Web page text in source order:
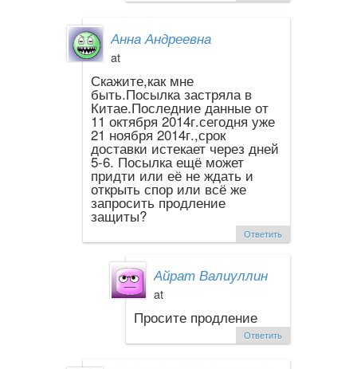
Анна Андреевна
at
Скажите,как мне
быть.Посылка застряла в
Китае.Последние данные от
11 октября 2014г.сегодня уже
21 ноября 2014г.,срок
доставки истекает через дней
5-6. Посылка ещё может
придти или её не ждать и
открыть спор или всё же
запросить продление
защиты?
Ответить
Айрат Валиуллин
at
Просите продление
Ответить